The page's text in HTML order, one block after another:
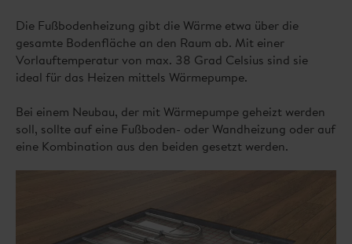
Die Fußbodenheizung gibt die Wärme etwa über die
gesamte Bodenfläche an den Raum ab. Mit einer
Vorlauftemperatur von max. 38 Grad Celsius sind sie
ideal für das Heizen mittels Wärmepumpe.
Bei einem Neubau, der mit Wärmepumpe geheizt werden
soll, sollte auf eine Fußboden- oder Wandheizung oder auf
eine Kombination aus den beiden gesetzt werden.